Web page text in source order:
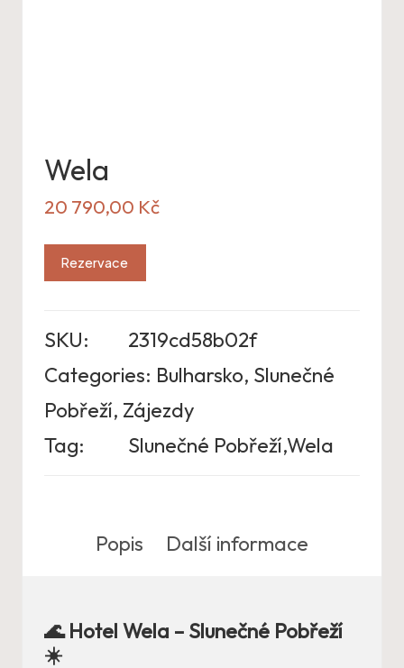
Wela
20 790,00 Kč
Rezervace
SKU:
2319cd58b02f
Categories: Bulharsko, Slunečné
Pobřeží, Zájezdy
Tag:
Slunečné Pobřeží,Wela
Popis Další informace
🌊 Hotel Wela – Slunečné Pobřeží
☀️